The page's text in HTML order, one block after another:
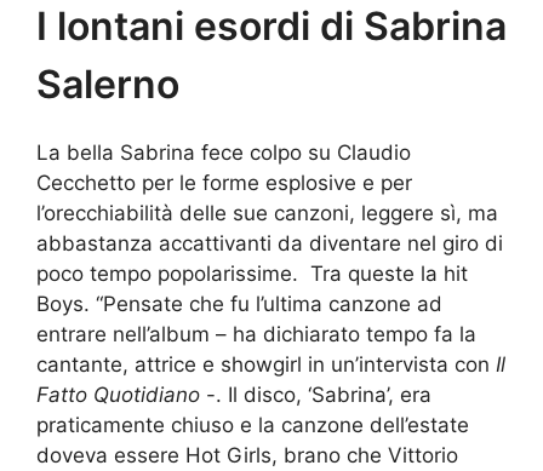
I lontani esordi di Sabrina
Salerno
La bella Sabrina fece colpo su Claudio
Cecchetto per le forme esplosive e per
l’orecchiabilità delle sue canzoni, leggere sì, ma
abbastanza accattivanti da diventare nel giro di
poco tempo popolarissime. Tra queste la hit
Boys. “Pensate che fu l’ultima canzone ad
entrare nell’album – ha dichiarato tempo fa la
cantante, attrice e showgirl in un’intervista con Il
Fatto Quotidiano -. Il disco, ‘Sabrina’, era
praticamente chiuso e la canzone dell’estate
doveva essere Hot Girls, brano che Vittorio